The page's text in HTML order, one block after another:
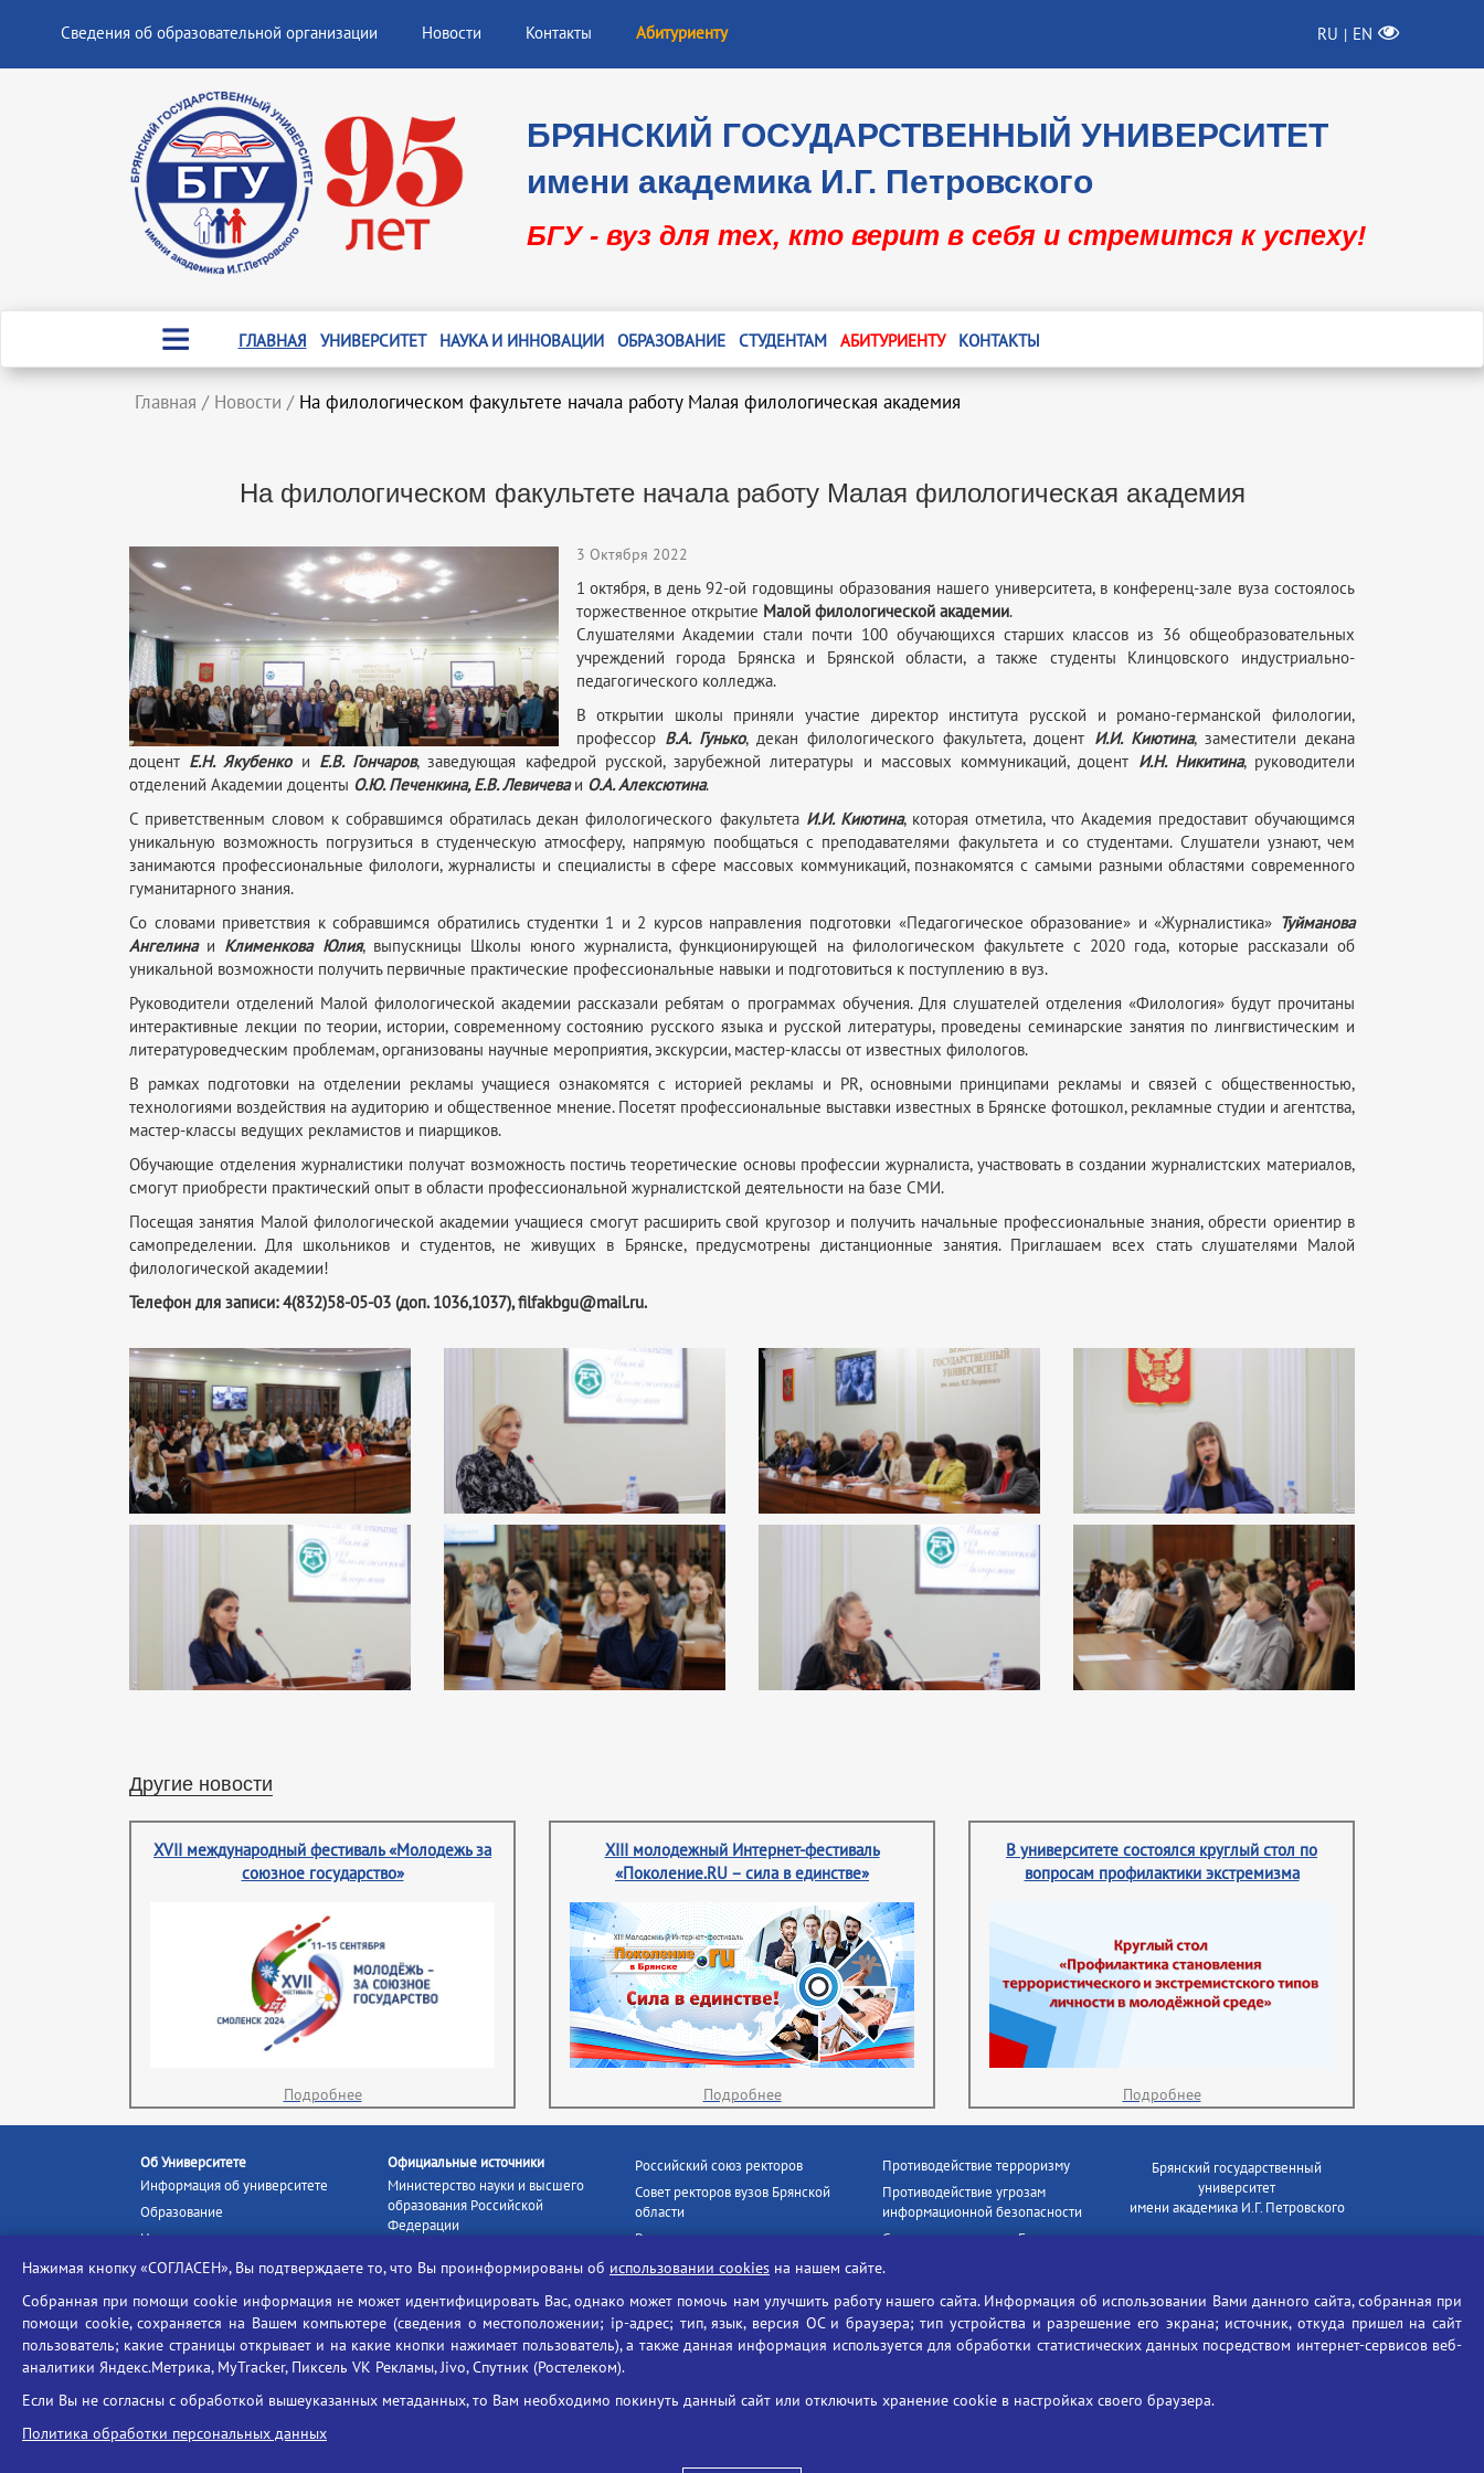
Сведения об образовательной организации Новости Контакты Абитуриенту RU | EN
БРЯНСКИЙ ГОСУДАРСТВЕННЫЙ УНИВЕРСИТЕТ
имени академика И.Г. Петровского
БГУ - вуз для тех, кто верит в себя и стремится к успеху!
ГЛАВНАЯ УНИВЕРСИТЕТ НАУКА И ИННОВАЦИИ ОБРАЗОВАНИЕ СТУДЕНТАМ АБИТУРИЕНТУ КОНТАКТЫ
Главная / Новости / На филологическом факультете начала работу Малая филологическая академия
На филологическом факультете начала работу Малая филологическая академия
3 Октября 2022
1 октября, в день 92-ой годовщины образования нашего университета, в конференц-зале вуза состоялось
торжественное открытие Малой филологической академии.
Слушателями Академии стали почти 100 обучающихся старших классов из 36 общеобразовательных
учреждений города Брянска и Брянской области, а также студенты Клинцовского индустриально-
педагогического колледжа.
В открытии школы приняли участие директор института русской и романо-германской филологии,
профессор В.А. Гунько, декан филологического факультета, доцент И.И. Киютина, заместители декана
доцент Е.Н. Якубенкои Е.В. Гончаров, заведующая кафедрой русской, зарубежной литературы и массовых коммуникаций, доцент И.Н. Никитина, руководители
отделений Академии доценты О.Ю. Печенкина, Е.В. Левичеваи О.А. Алексютина.
С приветственным словом к собравшимся обратилась декан филологического факультета И.И. Киютина, которая отметила, что Академия предоставит обучающимся
уникальную возможность погрузиться в студенческую атмосферу, напрямую пообщаться с преподавателями факультета и со студентами. Слушатели узнают, чем
занимаются профессиональные филологи, журналисты и специалисты в сфере массовых коммуникаций, познакомятся с самыми разными областями современного
гуманитарного знания.
Со словами приветствия к собравшимся обратились студентки 1 и 2 курсов направления подготовки «Педагогическое образование» и «Журналистика» Туйманова
Ангелинаи Клименкова Юлия, выпускницы Школы юного журналиста, функционирующей на филологическом факультете с 2020 года, которые рассказали об
уникальной возможности получить первичные практические профессиональные навыки и подготовиться к поступлению в вуз.
Руководители отделений Малой филологической академии рассказали ребятам о программах обучения. Для слушателей отделения «Филология» будут прочитаны
интерактивные лекции по теории, истории, современному состоянию русского языка и русской литературы, проведены семинарские занятия по лингвистическим и
литературоведческим проблемам, организованы научные мероприятия, экскурсии, мастер-классы от известных филологов.
В рамках подготовки на отделении рекламы учащиеся ознакомятся с историей рекламы и PR, основными принципами рекламы и связей с общественностью,
технологиями воздействия на аудиторию и общественное мнение. Посетят профессиональные выставки известных в Брянске фотошкол, рекламные студии и агентства,
мастер-классы ведущих рекламистов и пиарщиков.
Обучающие отделения журналистики получат возможность постичь теоретические основы профессии журналиста, участвовать в создании журналистских материалов,
смогут приобрести практический опыт в области профессиональной журналистской деятельности на базе СМИ.
Посещая занятия Малой филологической академии учащиеся смогут расширить свой кругозор и получить начальные профессиональные знания, обрести ориентир в
самопределении. Для школьников и студентов, не живущих в Брянске, предусмотрены дистанционные занятия. Приглашаем всех стать слушателями Малой
филологической академии!
Телефон для записи: 4(832)58-05-03 (доп. 1036,1037),filfakbgu@mail.ru.
Другие новости
XVII международный фестиваль «Молодежь за
союзное государство»
Подробнее
XIII молодежный Интернет-фестиваль
«Поколение.RU – сила в единстве»
Подробнее
В университете состоялся круглый стол по
вопросам профилактики экстремизма
Подробнее
Об Университете
Информация об университете
Образование
Наука и инновации
Абитуриенту
Ассоциация выпускников
Центр тестирования
иностранных граждан
Конкурс на замещение
должностей научно-
педагогических работников
Официальные источники
Министерство науки и высшего
образования Российской
Федерации
Портал «Российское
образование»
Единое окно информационных
ресурсов
Единая коллекция цифровых
образовательных ресурсов
Российский союз ректоров
Совет ректоров вузов Брянской
области
Росстудцентр
Наши партнёры
Портал «Русский язык»
Учительская газета
Единый портал государственных
Противодействие терроризму
Противодействие угрозам
информационной безопасности
Социальные ролики - Генеральная
БГУ против наркотиков
Брянский государственный
университет
имени академика И.Г. Петровского
Телефон: +7(4832)58-90-85
Нажимая кнопку «СОГЛАСЕН», Вы подтверждаете то, что Вы проинформированы об использовании cookies на нашем сайте.
Собранная при помощи cookie информация не может идентифицировать Вас, однако может помочь нам улучшить работу нашего сайта. Информация об использовании Вами данного сайта, собранная при
помощи cookie, сохраняется на Вашем компьютере (сведения о местоположении; ip-адрес; тип, язык, версия ОС и браузера; тип устройства и разрешение его экрана; источник, откуда пришел на сайт
пользователь; какие страницы открывает и на какие кнопки нажимает пользователь), а также данная информация используется для обработки статистических данных посредством интернет-сервисов веб-
аналитики Яндекс.Метрика, MyTracker, Пиксель VK Рекламы, Jivo, Спутник (Ростелеком).
Если Вы не согласны с обработкой вышеуказанных метаданных, то Вам необходимо покинуть данный сайт или отключить хранение cookie в настройках своего браузера.
Политика обработки персональных данных